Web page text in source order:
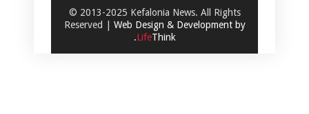
© 2013-2025 Kefalonia News. All Rights
Reserved | Web Design & Development by
.LifeThink